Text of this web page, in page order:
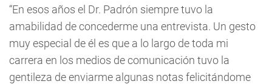
“En esos años el Dr. Padrón siempre tuvo la
amabilidad de concederme una entrevista. Un gesto
muy especial de él es que a lo largo de toda mi
carrera en los medios de comunicación tuvo la
gentileza de enviarme algunas notas felicitándome